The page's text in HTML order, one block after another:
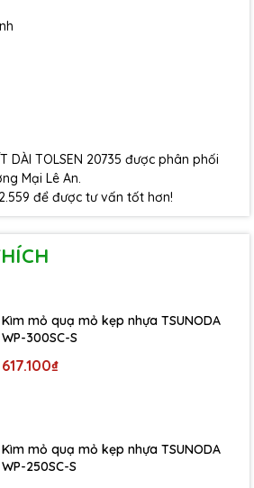
DÀI TOLSEN 20735 được phân phối
Mại Lê An.
để được tư vấn tốt hơn!
Kìm mỏ quạ mỏ kẹp nhựa TSUNODA
WP-300SC-S
617.100₫
Kìm mỏ quạ mỏ kẹp nhựa TSUNODA
WP-250SC-S